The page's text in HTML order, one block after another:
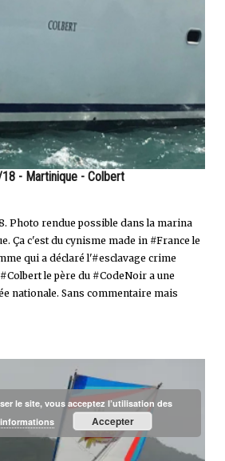
- Martinique - Colbert
Photo rendue possible dans la marina
Ça c'est du cynisme made in #France le
qui a déclaré l'#esclavage crime
le père du #CodeNoir a une
nationale. Sans commentaire mais
le site, vous acceptez l’utilisation des
Accepter